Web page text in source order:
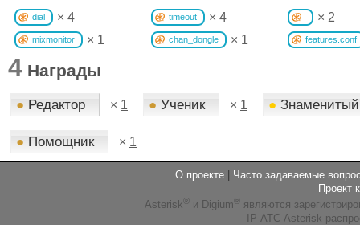
dial × 4 timeout × 4 × 2
mixmonitor × 1 chan_dongle × 1 features.conf
4 Награды
● Редактор × 1 ● Ученик × 1 ●
● Помощник × 1
О проекте
Часто задаваемые
Проект
Asterisk ® и Digium ® являются
IP АТС Asterisk